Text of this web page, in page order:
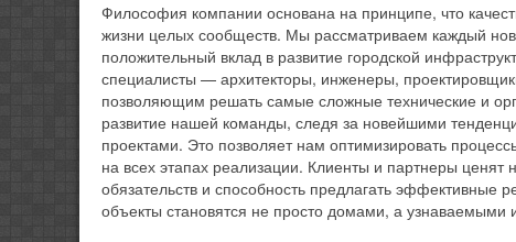
Философия компании основана на принципе, что
жизни целых сообществ. Мы рассматриваем каждый
положительный вклад в развитие городской
специалисты — архитекторы, инженеры,
позволяющим решать самые сложные технические и
развитие нашей команды, следя за новейшими
проектами. Это позволяет нам оптимизировать
на всех этапах реализации. Клиенты и партнеры ценят
обязательств и способность предлагать
объекты становятся не просто домами, а